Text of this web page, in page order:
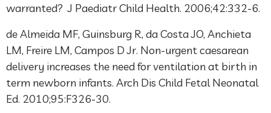
warranted? J Paediatr Child Health. 2006;42:332-6.
de Almeida MF, Guinsburg R, da Costa JO, Anchieta
LM, Freire LM, Campos D Jr. Non-urgent caesarean
delivery increases the need for ventilation at birth in
term newborn infants. Arch Dis Child Fetal Neonatal
Ed. 2010;95:F326-30.